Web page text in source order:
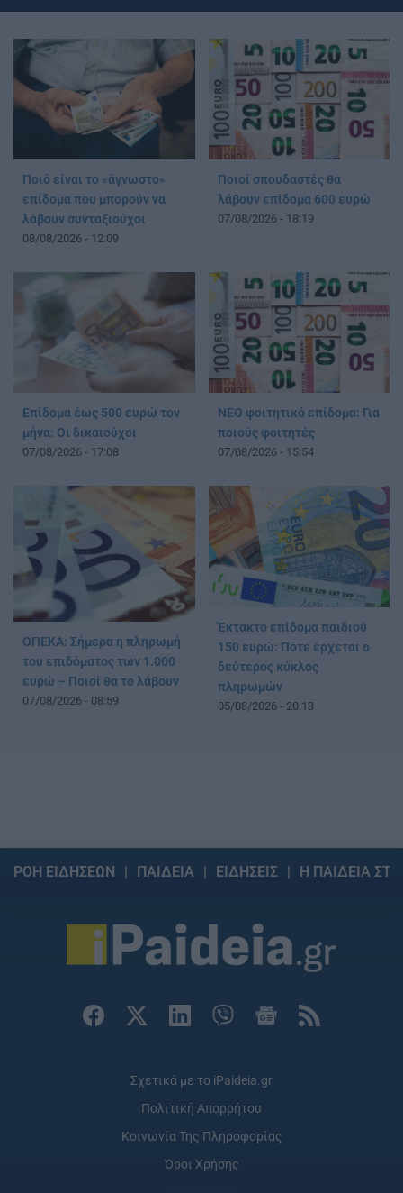
Ποιό είναι το «άγνωστο»
επίδομα που μπορούν να
λάβουν συνταξιούχοι
08/08/2026 - 12:09
Ποιοί σπουδαστές θα
λάβουν επίδομα 600 ευρώ
07/08/2026 - 18:19
Επίδομα έως 500 ευρώ τον
μήνα: Οι δικαιούχοι
07/08/2026 - 17:08
ΝΕΟ φοιτητικό επίδομα: Για
ποιούς φοιτητές
07/08/2026 - 15:54
ΟΠΕΚΑ: Σήμερα η πληρωμή
του επιδόματος των 1.000
ευρώ – Ποιοί θα το λάβουν
07/08/2026 - 08:59
Έκτακτο επίδομα παιδιού
150 ευρώ: Πότε έρχεται ο
δεύτερος κύκλος
πληρωμών
05/08/2026 - 20:13
ΡΟΗ ΕΙΔΗΣΕΩΝ ΠΑΙΔΕΙΑ ΕΙΔΗΣΕΙΣ Η ΠΑΙΔΕΙΑ
Σχετικά με το iPaideia.gr
Πολιτική Απορρήτου
Κοινωνία Της Πληροφορίας
Όροι Χρήσης